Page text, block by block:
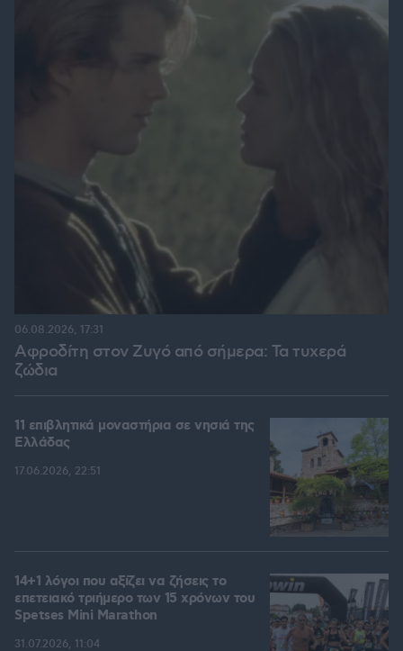
Αφροδίτη στον Ζυγό από σήμερα: Τα τυχερά
ζώδια
06.08.2026, 17:31
11 επιβλητικά μοναστήρια σε νησιά της
Ελλάδας
17.06.2026, 22:51
14+1 λόγοι που αξίζει να ζήσεις το
επετειακό τριήμερο των 15 χρόνων του
Spetses Mini Marathon
31.07.2026, 11:04